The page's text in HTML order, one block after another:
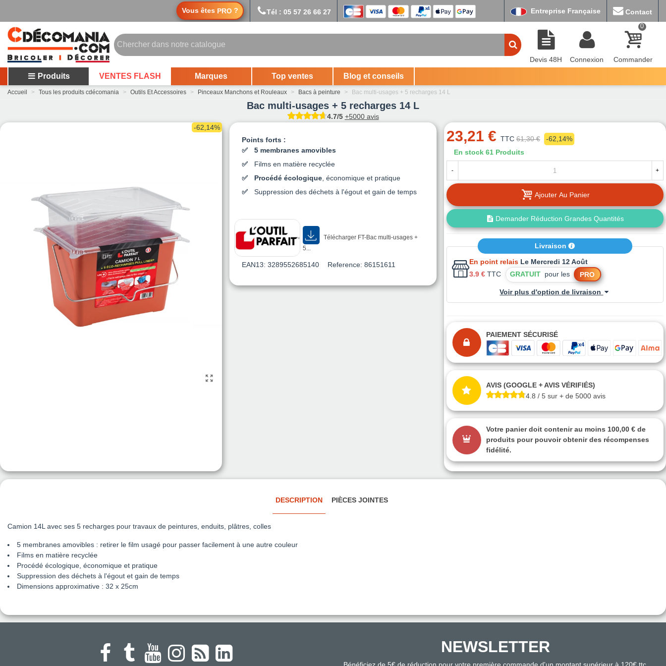
Vous êtes PRO ? Tél : 05 57 26 66 27 Entreprise Française Contact
Devis 48H Connexion
0
Commander
Produits VENTES FLASH Marques Top ventes Blog et conseils
Accueil > Tous les produits cdécomania > Outils Et Accessoires > Pinceaux Manchons et Rouleaux > Bacs à peinture > Bac multi-usages + 5 recharges 14 L
Bac multi-usages + 5 recharges 14 L
4.7/5 +5000 avis
-62,14%
Points forts :
5 membranes amovibles
Films en matière recyclée
Procédé écologique, économique et pratique
Suppression des déchets à l'égout et gain de temps
Télécharger FT-Bac multi-usages +
5...
EAN13: 3289552685140 Reference: 86151611
23,21 € TTC 61,30 €
-62,14%
En stock 61 Produits
- +
Ajouter Au Panier
Demander Réduction Grandes Quantités
Livraison
En point relais Le Mercredi 12 Août
3.9 € TTC GRATUITpour les PRO
Voir plus d'option de livraison
PAIEMENT SÉCURISÉ
AVIS (GOOGLE + AVIS VÉRIFIÉS)
4.8 / 5 sur + de 5000 avis
Votre panier doit contenir au moins 100,00 € de
produits pour pouvoir obtenir des récompenses
fidélité.
DESCRIPTION PIÈCES JOINTES
Camion 14L avec ses 5 recharges pour travaux de peintures, enduits, plâtres, colles
5 membranes amovibles : retirer le film usagé pour passer facilement à une autre couleur
Films en matière recyclée
Procédé écologique, économique et pratique
Suppression des déchets à l'égout et gain de temps
Dimensions approximative : 32 x 25cm
NEWSLETTER